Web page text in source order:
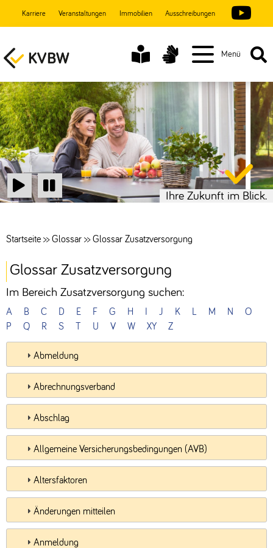
Karriere Veranstaltungen Immobilien Ausschreibungen
Menü
Start Stop Ihre Zukunft im Blick.
Startseite >>Glossar >>Glossar Zusatzversorgung
Glossar Zusatzversorgung
Im Bereich Zusatzversorgung suchen:
A B C D E F G H J K L M N
O
P
Q R S T U V W XY Z
Abmeldung
Abrechnungsverband
Abschlag
Allgemeine Versicherungsbedingungen (AVB)
Altersfaktoren
Änderungen mitteilen
Anmeldung